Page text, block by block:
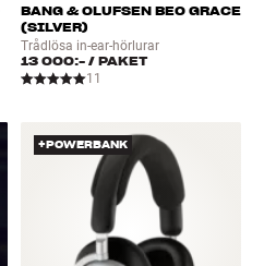
BANG & OLUFSEN BEO GRACE
(SILVER)
Trådlösa in-ear-hörlurar
13 000:- / PAKET
11
+POWERBANK